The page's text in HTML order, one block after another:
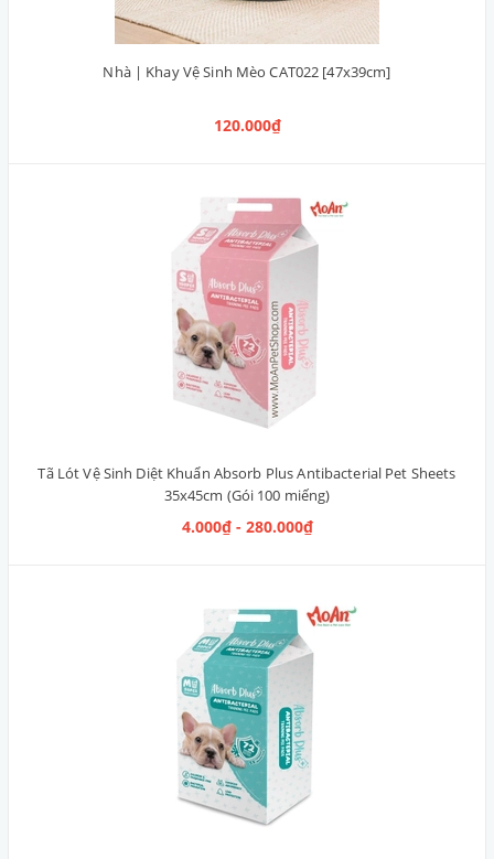
Nhà | Khay Vệ Sinh Mèo CAT022 [47x39cm]
120.000₫
Tã Lót Vệ Sinh Diệt Khuẩn Absorb Plus Antibacterial Pet Sheets
35x45cm (Gói 100 miếng)
4.000₫ - 280.000₫